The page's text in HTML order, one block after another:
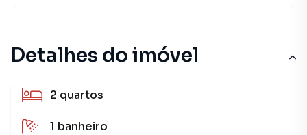
Detalhes do imóvel
2 quartos
1 banheiro